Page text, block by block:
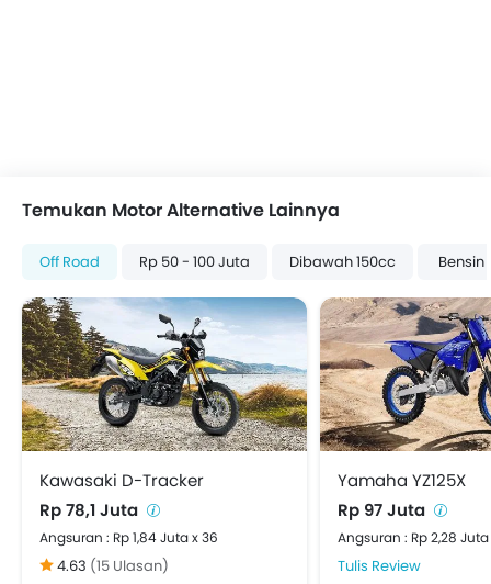
Temukan Motor Alternative Lainnya
Off Road Rp 50 - 100 Juta Dibawah 150cc Bensin
Kawasaki D-Tracker
Rp 78,1 Juta
Angsuran : Rp 1,84 Juta x 36
4.63 (15 Ulasan)
Yamaha YZ125X
Rp 97 Juta
Angsuran : Rp 2,28
Tulis Review